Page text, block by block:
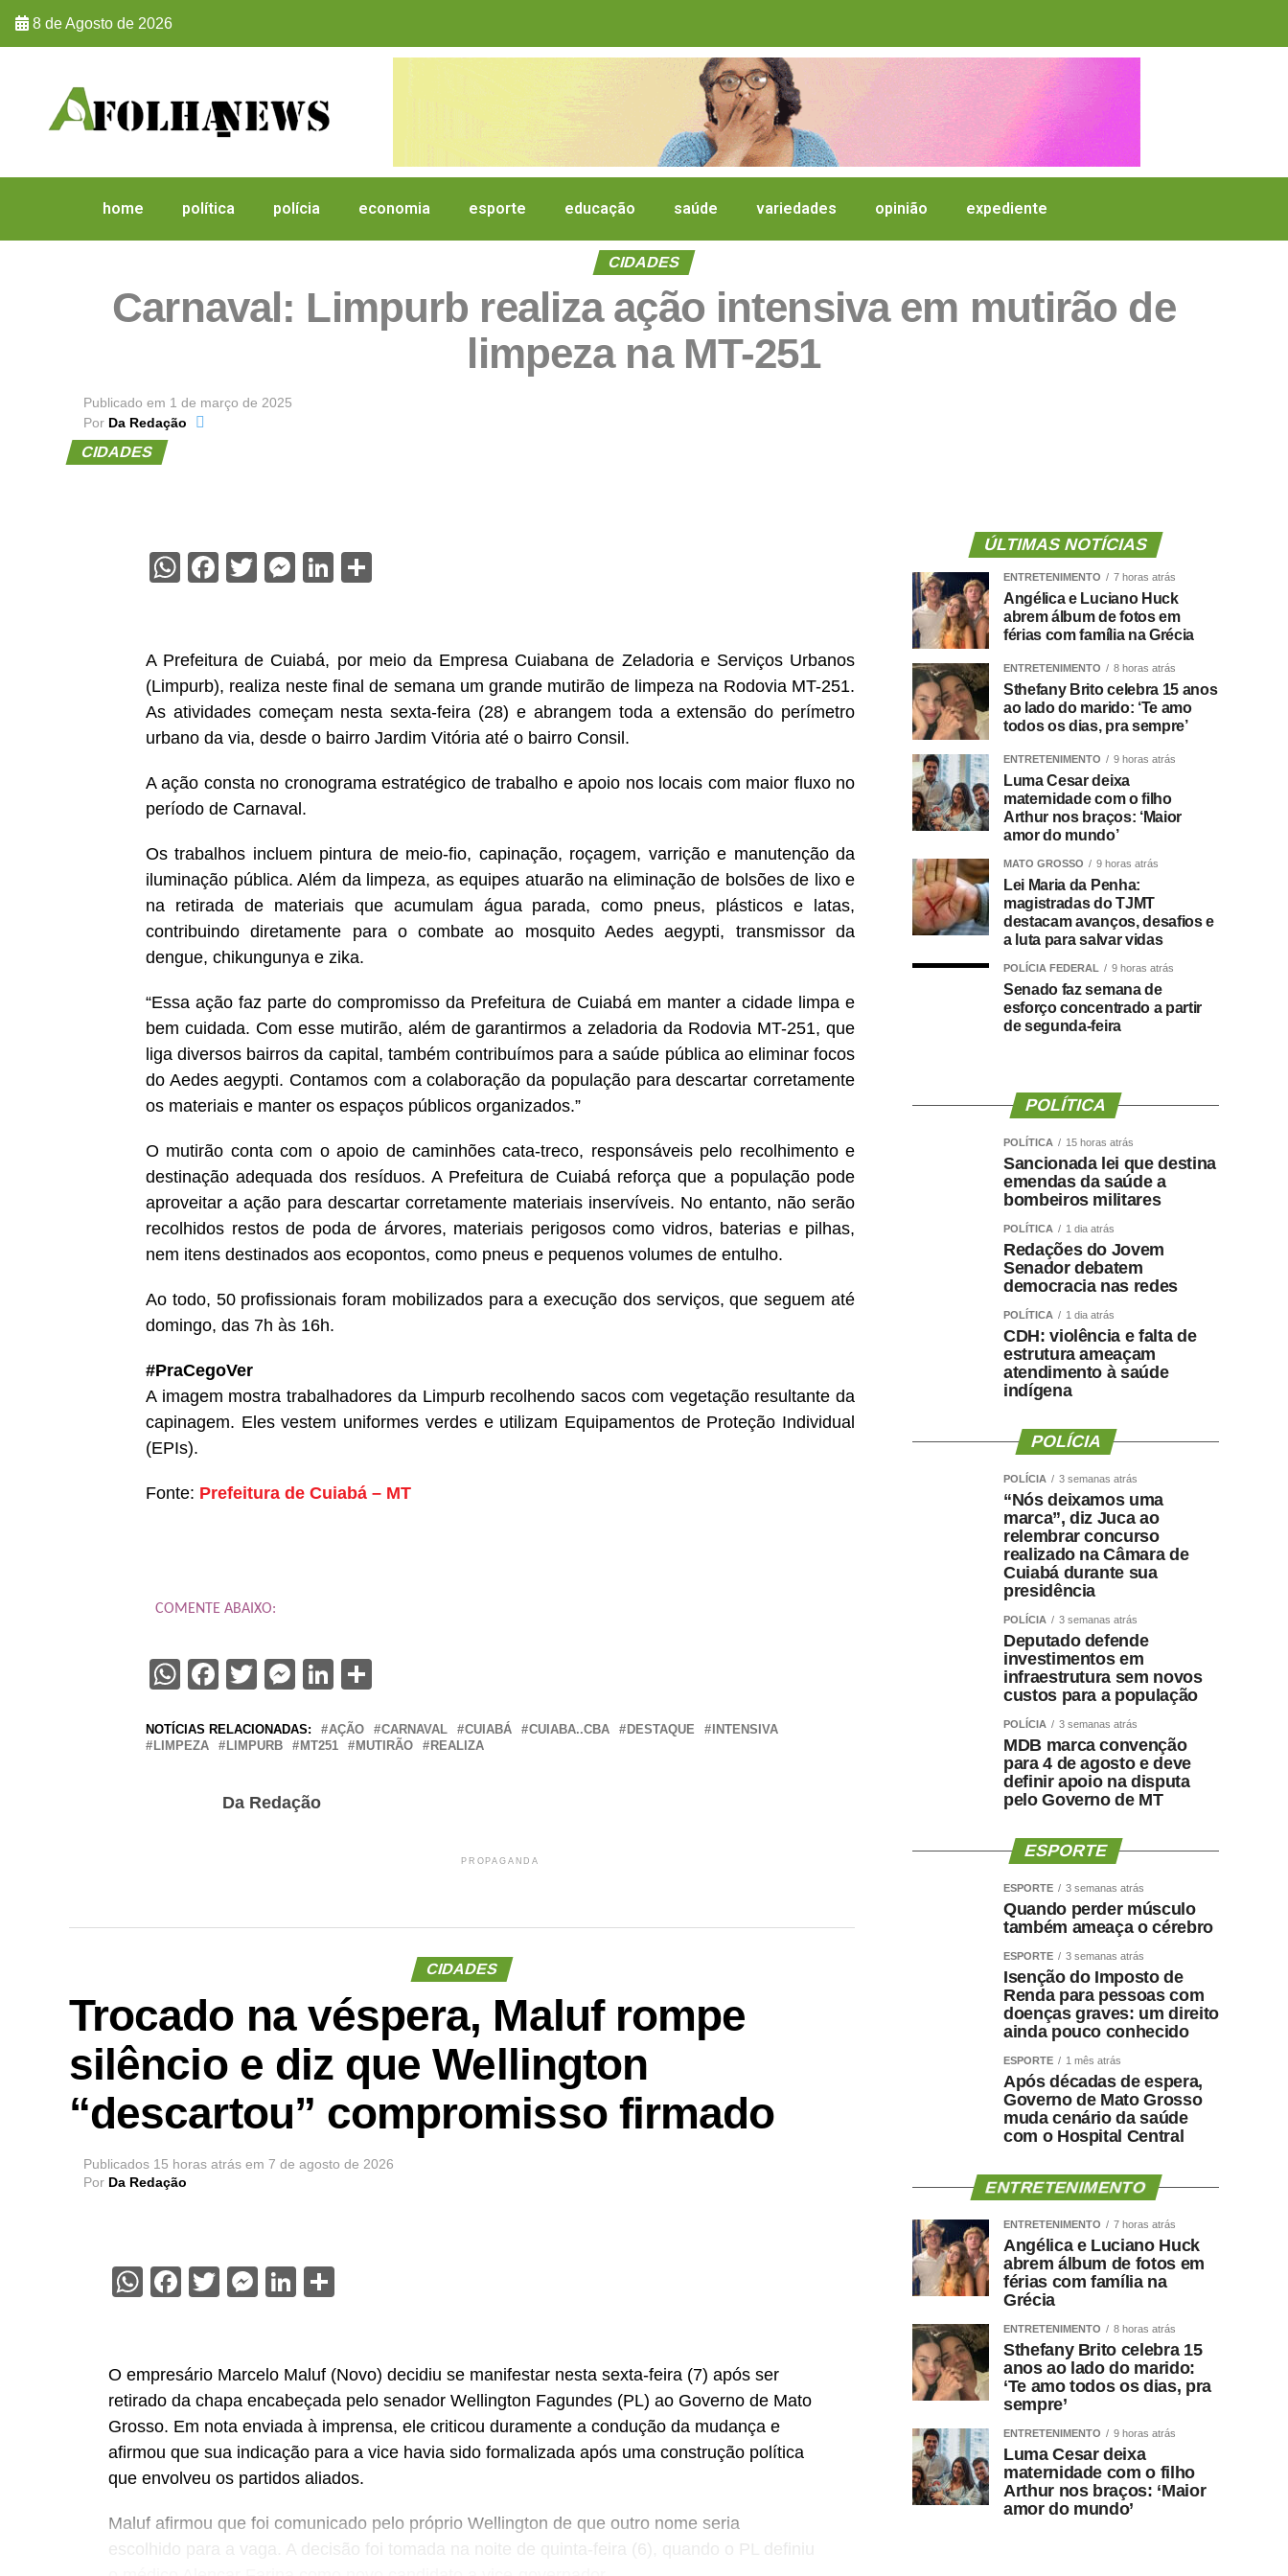
8 de Agosto de 2026
home política polícia economia esporte educação saúde variedades opinião expediente
CIDADES
Carnaval: Limpurb realiza ação intensiva em mutirão de
limpeza na MT-251
Publicado em 1 de março de 2025
Por Da Redação
CIDADES
WhatsApp
Facebook
TwitterMessenger
LinkedIn
A Prefeitura de Cuiabá, por meio da Empresa Cuiabana de Zeladoria e Serviços Urbanos
(Limpurb), realiza neste final de semana um grande mutirão de limpeza na Rodovia MT-251.
As atividades começam nesta sexta-feira (28) e abrangem toda a extensão do perímetro
urbano da via, desde o bairro Jardim Vitória até o bairro Consil.
A ação consta no cronograma estratégico de trabalho e apoio nos locais com maior fluxo no
período de Carnaval.
Os trabalhos incluem pintura de meio-fio, capinação, roçagem, varrição e manutenção da
iluminação pública. Além da limpeza, as equipes atuarão na eliminação de bolsões de lixo e
na retirada de materiais que acumulam água parada, como pneus, plásticos e latas,
contribuindo diretamente para o combate ao mosquito Aedes aegypti, transmissor da
dengue, chikungunya e zika.
“Essa ação faz parte do compromisso da Prefeitura de Cuiabá em manter a cidade limpa e
bem cuidada. Com esse mutirão, além de garantirmos a zeladoria da Rodovia MT-251, que
liga diversos bairros da capital, também contribuímos para a saúde pública ao eliminar focos
do Aedes aegypti. Contamos com a colaboração da população para descartar corretamente
os materiais e manter os espaços públicos organizados.”
O mutirão conta com o apoio de caminhões cata-treco, responsáveis pelo recolhimento e
destinação adequada dos resíduos. A Prefeitura de Cuiabá reforça que a população pode
aproveitar a ação para descartar corretamente materiais inservíveis. No entanto, não serão
recolhidos restos de poda de árvores, materiais perigosos como vidros, baterias e pilhas,
nem itens destinados aos ecopontos, como pneus e pequenos volumes de entulho.
Ao todo, 50 profissionais foram mobilizados para a execução dos serviços, que seguem até
domingo, das 7h às 16h.
#PraCegoVer
A imagem mostra trabalhadores da Limpurb recolhendo sacos com vegetação resultante da
capinagem. Eles vestem uniformes verdes e utilizam Equipamentos de Proteção Individual
(EPIs).
Fonte: Prefeitura de Cuiabá – MT
COMENTE ABAIXO:
WhatsApp
Facebook
TwitterMessenger
LinkedIn
NOTÍCIAS RELACIONADAS: AÇÃO CARNAVAL CUIABÁ CUIABA..CBA DESTAQUE
INTENSIVA
LIMPEZA
LIMPURB MT251 MUTIRÃO REALIZA
Da Redação
PROPAGANDA
CIDADES
Trocado na véspera, Maluf rompe
silêncio e diz que Wellington
“descartou” compromisso firmado
Publicados 15 horas atrás em 7 de agosto de 2026
Por Da Redação
WhatsApp
Facebook
TwitterMessenger
LinkedIn
O empresário Marcelo Maluf (Novo) decidiu se manifestar nesta sexta-feira (7) após ser
retirado da chapa encabeçada pelo senador Wellington Fagundes (PL) ao Governo de Mato
Grosso. Em nota enviada à imprensa, ele criticou duramente a condução da mudança e
afirmou que sua indicação para a vice havia sido formalizada após uma construção política
que envolveu os partidos aliados.
Maluf afirmou que foi comunicado pelo próprio Wellington de que outro nome seria
escolhido para a vaga. A decisão foi tomada na noite de quinta-feira (6), quando o PL definiu
ÚLTIMAS NOTÍCIAS
ENTRETENIMENTO 7 horas atrás
Angélica e Luciano Huck
abrem álbum de fotos em
férias com família na Grécia
ENTRETENIMENTO 8 horas atrás
Sthefany Brito celebra 15 anos
ao lado do marido: ‘Te amo
todos os dias, pra sempre’
ENTRETENIMENTO 9 horas atrás
Luma Cesar deixa
maternidade com o filho
Arthur nos braços: ‘Maior
amor do mundo’
MATO GROSSO 9 horas atrás
Lei Maria da Penha:
magistradas do TJMT
destacam avanços, desafios e
a luta para salvar vidas
POLÍCIA FEDERAL 9 horas atrás
Senado faz semana de
esforço concentrado a partir
de segunda-feira
POLÍTICA
POLÍTICA 15 horas atrás
Sancionada lei que destina
emendas da saúde a
bombeiros militares
POLÍTICA 1 dia atrás
Redações do Jovem
Senador debatem
democracia nas redes
POLÍTICA 1 dia atrás
CDH: violência e falta de
estrutura ameaçam
atendimento à saúde
indígena
POLÍCIA
POLÍCIA 3 semanas atrás
“Nós deixamos uma
marca”, diz Juca ao
relembrar concurso
realizado na Câmara de
Cuiabá durante sua
presidência
POLÍCIA 3 semanas atrás
Deputado defende
investimentos em
infraestrutura sem novos
custos para a população
POLÍCIA 3 semanas atrás
MDB marca convenção
para 4 de agosto e deve
definir apoio na disputa
pelo Governo de MT
ESPORTE
ESPORTE 3 semanas atrás
Quando perder músculo
também ameaça o cérebro
ESPORTE 3 semanas atrás
Isenção do Imposto de
Renda para pessoas com
doenças graves: um direito
ainda pouco conhecido
ESPORTE 1 mês atrás
Após décadas de espera,
Governo de Mato Grosso
muda cenário da saúde
com o Hospital Central
ENTRETENIMENTO
ENTRETENIMENTO 7 horas atrás
Angélica e Luciano Huck
abrem álbum de fotos em
férias com família na
Grécia
ENTRETENIMENTO 8 horas atrás
Sthefany Brito celebra 15
anos ao lado do marido:
‘Te amo todos os dias, pra
sempre’
ENTRETENIMENTO 9 horas atrás
Luma Cesar deixa
maternidade com o filho
Arthur nos braços: ‘Maior
amor do mundo’